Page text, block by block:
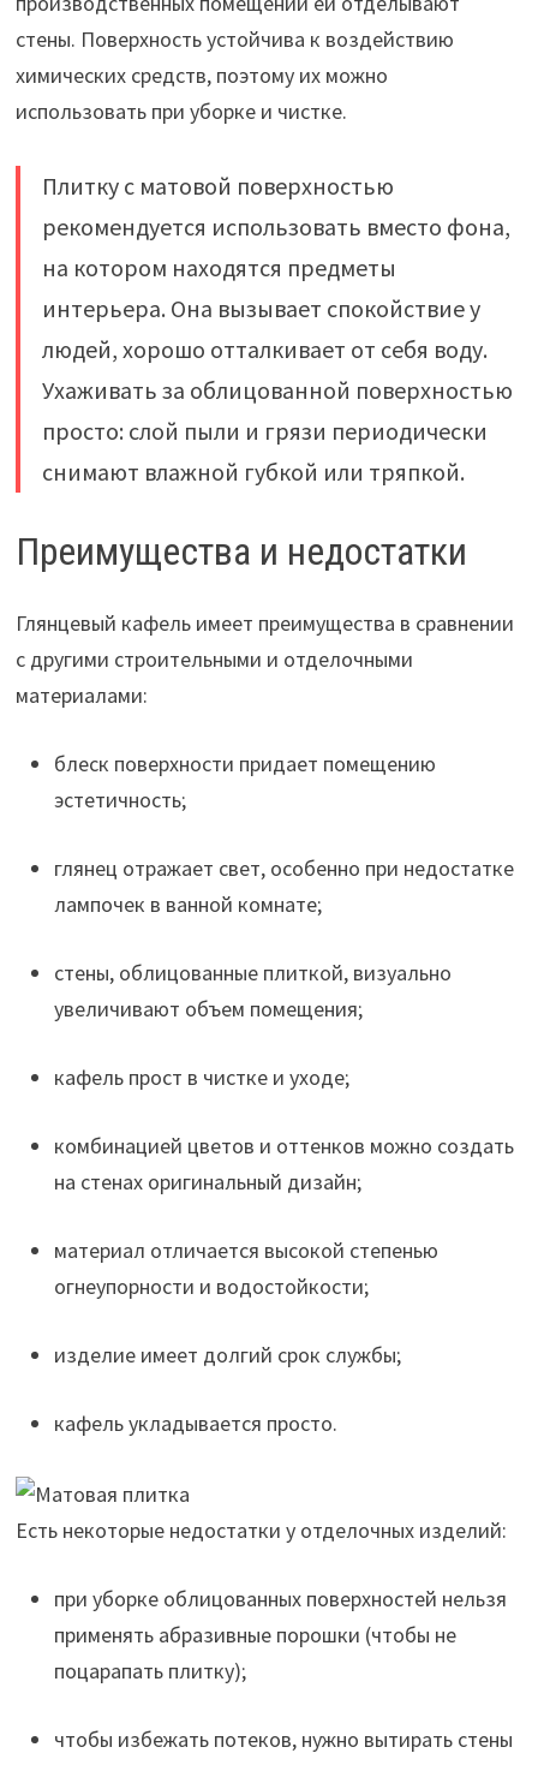
стены. Поверхность устойчива к воздействию
химических средств, поэтому их можно
использовать при уборке и чистке.
Плитку с матовой поверхностью
рекомендуется использовать вместо фона,
на котором находятся предметы
интерьера. Она вызывает спокойствие у
людей, хорошо отталкивает от себя воду.
Ухаживать за облицованной поверхностью
просто: слой пыли и грязи периодически
снимают влажной губкой или тряпкой.
Преимущества и недостатки
Глянцевый кафель имеет преимущества в сравнении
с другими строительными и отделочными
материалами:
блеск поверхности придает помещению
эстетичность;
глянец отражает свет, особенно при недостатке
лампочек в ванной комнате;
стены, облицованные плиткой, визуально
увеличивают объем помещения;
кафель прост в чистке и уходе;
комбинацией цветов и оттенков можно создать
на стенах оригинальный дизайн;
материал отличается высокой степенью
огнеупорности и водостойкости;
изделие имеет долгий срок службы;
кафель укладывается просто.
Есть некоторые недостатки у отделочных изделий:
при уборке облицованных поверхностей нельзя
применять абразивные порошки (чтобы не
поцарапать плитку);
чтобы избежать потеков, нужно вытирать стены